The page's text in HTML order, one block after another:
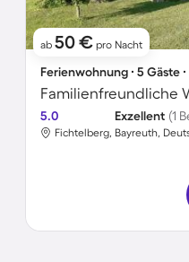
ab 50 € pro Nacht
Ferienwohnung ∙ 5 Gäste
5.0 Exzellent (1
Fichtelberg, Bayreuth,